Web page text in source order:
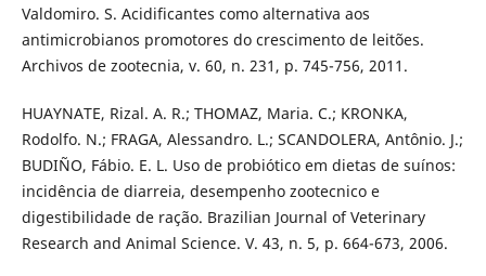
Valdomiro. S. Acidificantes como alternativa aos
antimicrobianos promotores do crescimento de leitões.
Archivos de zootecnia, v. 60, n. 231, p. 745-756, 2011.
HUAYNATE, Rizal. A. R.; THOMAZ, Maria. C.; KRONKA,
Rodolfo. N.; FRAGA, Alessandro. L.; SCANDOLERA, Antônio. J.;
BUDIÑO, Fábio. E. L. Uso de probiótico em dietas de suínos:
incidência de diarreia, desempenho zootecnico e
digestibilidade de ração. Brazilian Journal of Veterinary
Research and Animal Science. V. 43, n. 5, p. 664-673, 2006.